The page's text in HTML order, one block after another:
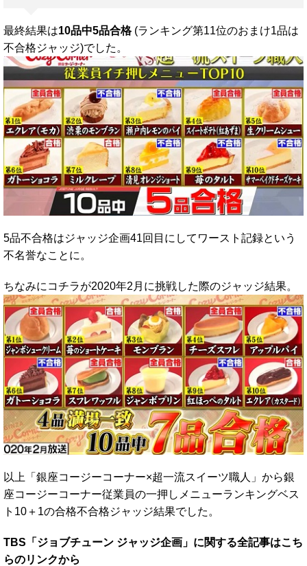
最終結果は10品中5品合格(ランキング第11位のおまけ1品は
不合格ジャッジ)でした。
5品不合格はジャッジ企画41回目にしてワースト記録という
不名誉なことに。
ちなみにコチラが2020年2月に挑戦した際のジャッジ結果。
以上「銀座コージーコーナー×超一流スイーツ職人」から銀
座コージーコーナー従業員の一押しメニューランキングベス
ト10＋1の合格不合格ジャッジ結果でした。
TBS「ジョブチューン ジャッジ企画」に関する全記事はこち
らのリンクから